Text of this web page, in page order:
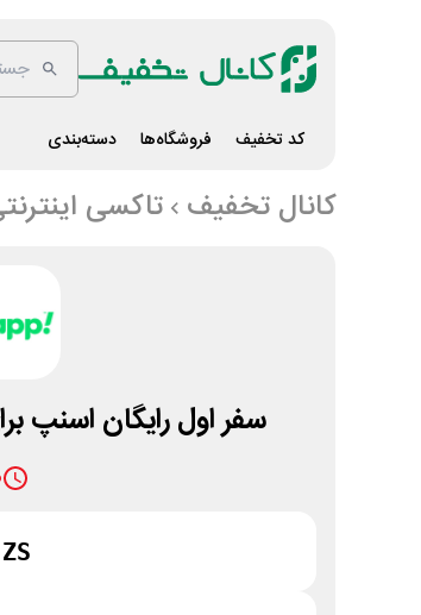
کد تخفیف فروشگاه‌ها دسته‌بندی
کانال تخفیف تاکسی
سفر اول رایگان اسنپ